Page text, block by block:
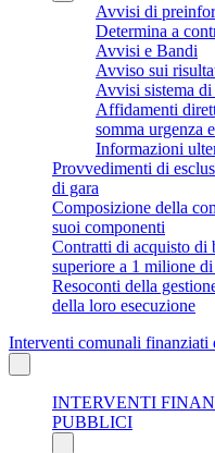
Avvisi di
Determina a
Avvisi e Bandi
Avviso sui
Avvisi sistema
Affidamenti
somma urgenza
Informazioni
Provvedimenti di
di gara
Composizione della
suoi componenti
Contratti di acquisto di
superiore a 1 milione
Resoconti della
della loro esecuzione
Interventi comunali finanziati
INTERVENTI
PUBBLICI